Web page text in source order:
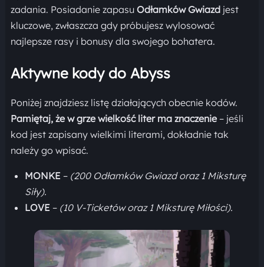
zadania. Posiadanie zapasu Odłamków Gwiazd jest
kluczowe, zwłaszcza gdy próbujesz wylosować
najlepsze rasy i bonusy dla swojego bohatera.
Aktywne kody do Abyss
Poniżej znajdziesz listę działających obecnie kodów.
Pamiętaj, że w grze wielkość liter ma znaczenie– jeśli
kod jest zapisany wielkimi literami, dokładnie tak
należy go wpisać.
MONKE – (200 Odłamków Gwiazd oraz 1 Miksturę
Siły).
LOVE – (10 V-Ticketów oraz 1 Miksturę Miłości).